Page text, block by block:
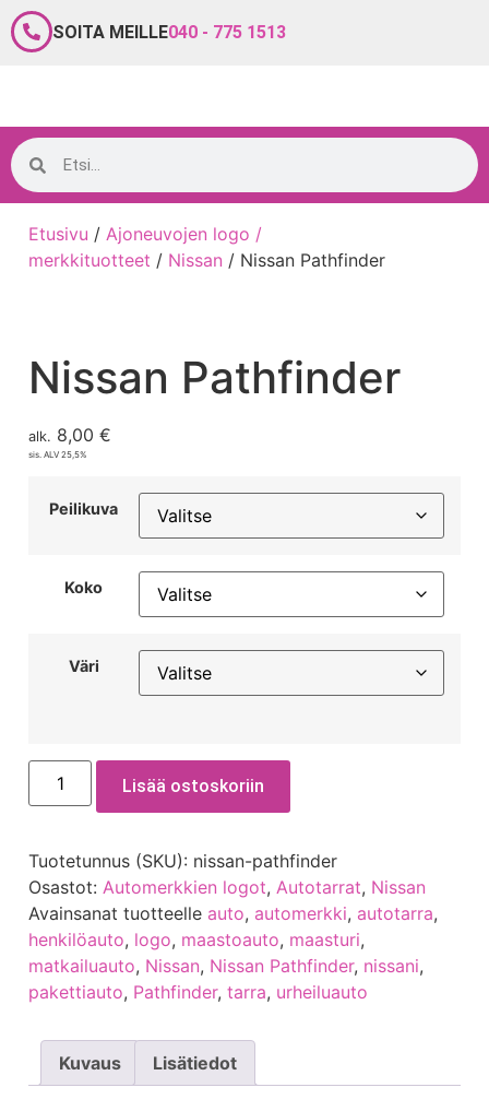
SOITA MEILLE040 - 775 1513
Etusivu / Ajoneuvojen logo /
merkkituotteet / Nissan / Nissan Pathfinder
Nissan Pathfinder
alk. 8,00 €
sis. ALV 25,5%
Peilikuva
Koko
Väri
Lisää ostoskoriin
Tuotetunnus (SKU): nissan-pathfinder
Osastot: Automerkkien logot, Autotarrat, Nissan
Avainsanat tuotteelle auto, automerkki, autotarra,
henkilöauto, logo, maastoauto, maasturi,
matkailuauto, Nissan, Nissan Pathfinder, nissani,
pakettiauto, Pathfinder, tarra, urheiluauto
Kuvaus Lisätiedot